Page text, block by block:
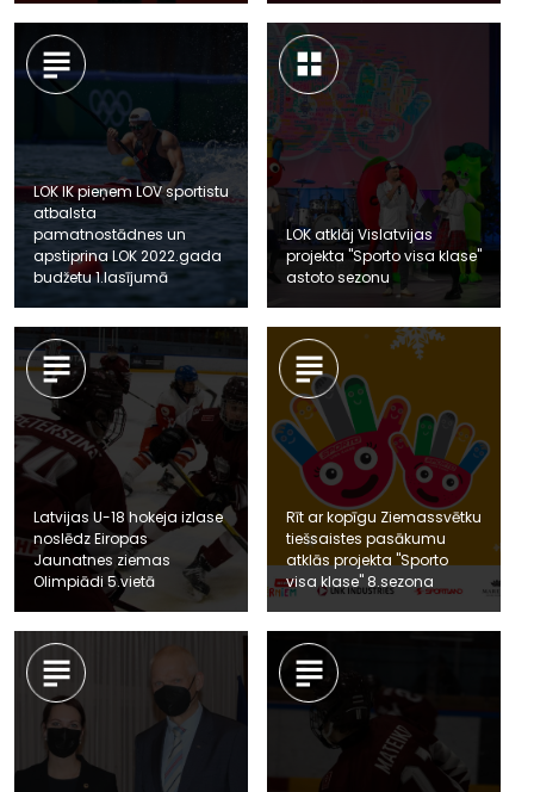
LOK IK pieņem LOV sportistu
atbalsta
pamatnostādnes un
apstiprina LOK 2022.gada
budžetu 1.lasījumā
LOK atklāj Vislatvijas
projekta "Sporto visa klase"
astoto sezonu
Latvijas U-18 hokeja izlase
noslēdz Eiropas
Jaunatnes ziemas
Olimpiādi 5.vietā
Rīt ar kopīgu Ziemassvētku
tiešsaistes pasākumu
atklās projekta "Sporto
visa klase" 8.sezona